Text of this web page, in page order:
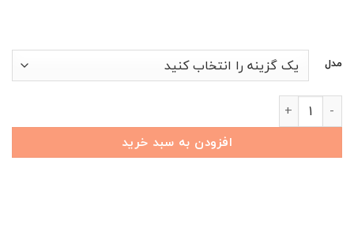
مدل
پک چهارتایی پارکابی فلزی (استیل) CHERY عدد
افزودن به سبد خرید